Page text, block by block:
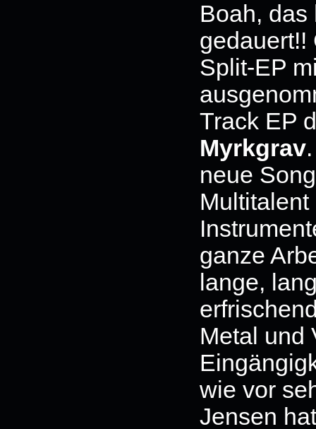
Boah,
gedauert!!
Split-EP
Track EP
Myrkgrav
neue
ganze
lange,
Metal und
wie vor
Jensen